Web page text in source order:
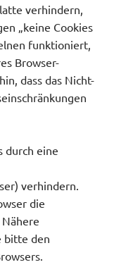
verhindern,
„keine Cookies
funktioniert,
Browser-
dass das Nicht-
durch eine
verhindern.
die
bitte den